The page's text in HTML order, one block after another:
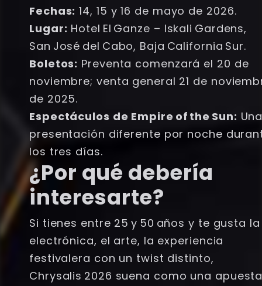
Fechas: 14, 15 y 16 de mayo de 2026.
Lugar: Hotel El Ganze – Iskali Gardens,
San José del Cabo, Baja California Sur.
Boletos: Preventa comenzará el 20 de
noviembre; venta general 21 de
de 2025.
Espectáculos de Empire of the Sun:
presentación diferente por noche
los tres días.
¿Por qué debería
interesarte?
Si tienes entre 25 y 50 años y te gusta la
electrónica, el arte, la experiencia
festivalera con un twist distinto,
Chrysalis 2026 suena como una